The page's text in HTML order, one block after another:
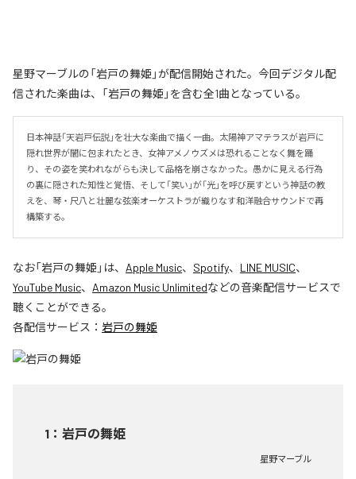
星野マーブルの「岩戸の舞姫」が配信開始された。今回デジタル配
信された楽曲は、「岩戸の舞姫」を含む全1曲となっている。
日本神話「天岩戸伝説」を壮大な楽曲で描く一曲。太陽神アマテラスが岩戸に
隠れ世界が闇に包まれたとき、女神アメノウズメは恐れることなく舞を踊
り、その姿を笑われながらも決して品格を崩さなかった。愚かに見える行為
の裏に隠された知性と覚悟、そして「笑い」が「光」を呼び戻すという神話の教
えを、琴・尺八と壮麗な弦楽オーケストラが織りなす和洋融合サウンドで再
構築する。
なお「岩戸の舞姫 」は、 Apple Music、 Spotify、 LINE MUSIC、
YouTube Music、 Amazon Music Unlimitedなどの音楽配信サービスで
聴くことができる。
各配信サービス： 岩戸の舞姫
1 ： 岩戸の舞姫
星野マーブル